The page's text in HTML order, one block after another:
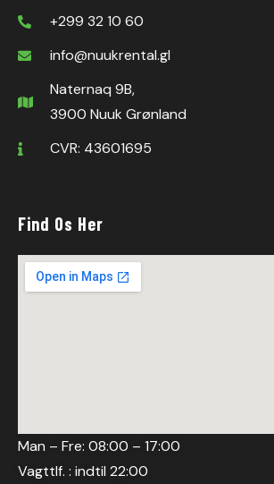
+299 32 10 60
info@nuukrental.gl
Naternaq 9B,
3900 Nuuk Grønland
CVR: 43601695
Find Os Her
Man – Fre: 08:00 – 17:00
Vagttlf. : indtil 22:00